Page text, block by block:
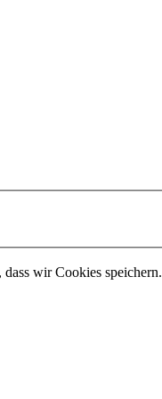
wir Cookies speichern.